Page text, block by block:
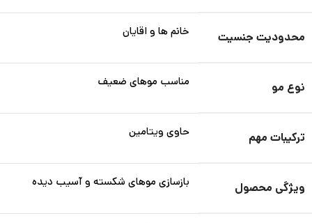
محدودیت جنسیت خانم ها و اقایان
نوع مو مناسب موهای ضعیف
ترکیبات مهم حاوی ویتامین
ویژگی محصول بازسازی موهای شکسته و آسیب دیده